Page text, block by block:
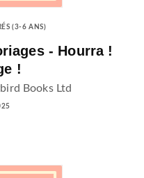
(3-6 ANS)
- Hourra !
!
Books Ltd